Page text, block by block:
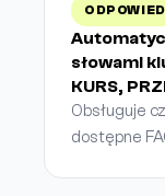
słowami
KURS,
Obsługuje
dostępne